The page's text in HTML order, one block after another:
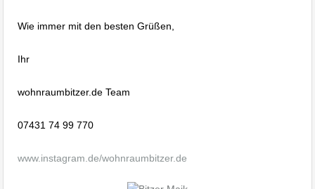
Wie immer mit den besten Grüßen,
Ihr
wohnraumbitzer.de Team
07431 74 99 770
www.instagram.de/wohnraumbitzer.de